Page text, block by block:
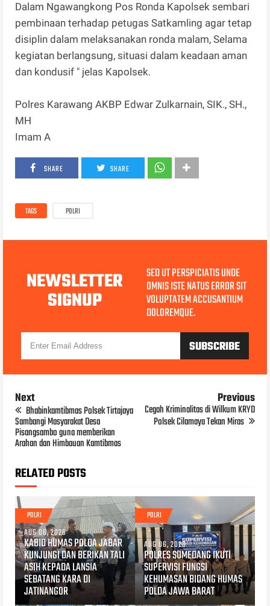
Dalam Ngawangkong Pos Ronda Kapolsek sembari
pembinaan terhadap petugas Satkamling agar tetap
disiplin dalam melaksanakan ronda malam, Selama
kegiatan berlangsung, situasi dalam keadaan aman
dan kondusif " jelas Kapolsek.
Polres Karawang AKBP Edwar Zulkarnain, SIK., SH.,
MH
Imam A
SHARE SHARE
TAGS POLRI
NEWSLETTER
SIGNUP
SED UT PERSPICIATIS UNDE
OMNIS ISTE NATUS ERROR SIT
VOLUPTATEM ACCUSANTIUM
DOLOREMQUE.
Next
Bhabinkamtibmas Polsek Tirtajaya
Sambangi Masyarakat Desa
Pisangsambo guna memberikan
Arahan dan Himbauan Kamtibmas
Previous
Cegah Kriminalitas di Wilkum KRYD
Polsek Cilamaya Tekan Miras
RELATED POSTS
POLRI
AUG 06, 2026
KABID HUMAS POLDA JABAR
KUNJUNGI DAN BERIKAN TALI
ASIH KEPADA LANSIA
SEBATANG KARA DI
JATINANGOR
POLRI
AUG 06, 2026
POLRES SUMEDANG IKUTI
SUPERVISI FUNGSI
KEHUMASAN BIDANG HUMAS
POLDA JAWA BARAT